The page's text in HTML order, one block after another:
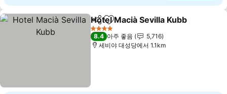
공유 즐겨찾기에 추가
Hotel Macià Sevilla Kubb
4 성급
8.4 아주 좋음
5,716
세비야 대성당에서 1.1km